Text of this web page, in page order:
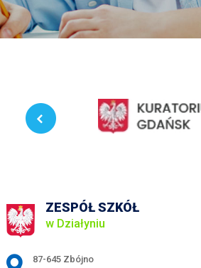
ZESPÓŁ SZKÓŁ
w Działyniu
Adres pocztowy:
87-645 Zbójno